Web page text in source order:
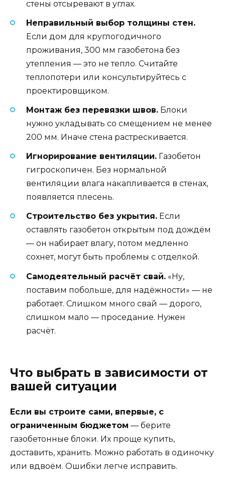
стены отсыревают в углах.
Неправильный выбор толщины стен.
Если дом для круглогодичного
проживания, 300 мм газобетона без
утепления — это не тепло. Считайте
теплопотери или консультируйтесь с
проектировщиком.
Монтаж без перевязки швов. Блоки
нужно укладывать со смещением не менее
200 мм. Иначе стена растрескивается.
Игнорирование вентиляции. Газобетон
гигроскопичен. Без нормальной
вентиляции влага накапливается в стенах,
появляется плесень.
Строительство без укрытия. Если
оставлять газобетон открытым под дождём
— он набирает влагу, потом медленно
сохнет, могут быть проблемы с отделкой.
Самодеятельный расчёт свай. «Ну,
поставим побольше, для надёжности» — не
работает. Слишком много свай — дорого,
слишком мало — проседание. Нужен
расчёт.
Что выбрать в зависимости от
вашей ситуации
Если вы строите сами, впервые, с
ограниченным бюджетом — берите
газобетонные блоки. Их проще купить,
доставить, хранить. Можно работать в одиночку
или вдвоём. Ошибки легче исправить.